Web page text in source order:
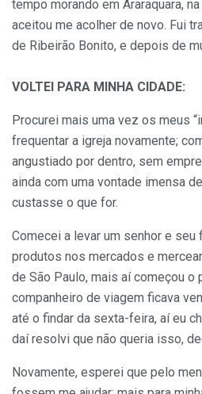
tempo morando em Araraquara,
aceitou me acolher de novo. Fui
de Ribeirão Bonito, e depois de
VOLTEI PARA MINHA CIDADE:
Procurei mais uma vez os meus
frequentar a igreja novamente;
angustiado por dentro, sem
ainda com uma vontade imensa
custasse o que for.
Comecei a levar um senhor e seu
produtos nos mercados e
de São Paulo, mais aí começou o
companheiro de viagem ficava
até o findar da sexta-feira, aí eu
daí resolvi que não queria isso,
Novamente, esperei que pelo